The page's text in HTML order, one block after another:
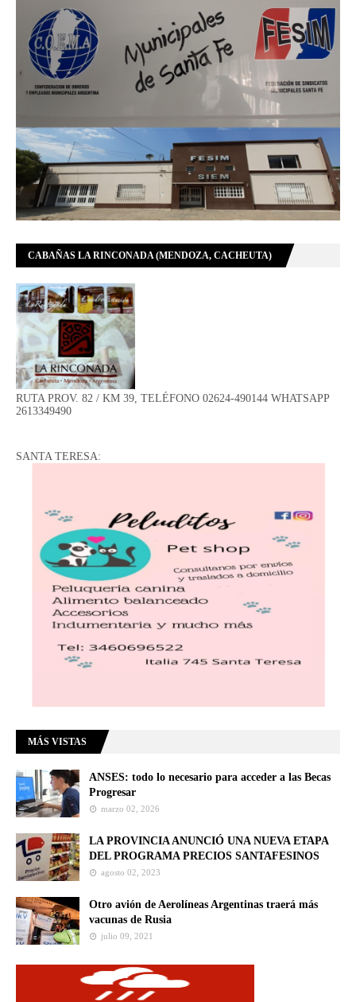
CABAÑAS LA RINCONADA (MENDOZA, CACHEUTA)
RUTA PROV. 82 / KM 39, TELÉFONO 02624-490144 WHATSAPP
2613349490
SANTA TERESA:
MÁS VISTAS
ANSES: todo lo necesario para acceder a las Becas
Progresar
marzo 02, 2026
LA PROVINCIA ANUNCIÓ UNA NUEVA ETAPA
DEL PROGRAMA PRECIOS SANTAFESINOS
agosto 02, 2023
Otro avión de Aerolíneas Argentinas traerá más
vacunas de Rusia
julio 09, 2021